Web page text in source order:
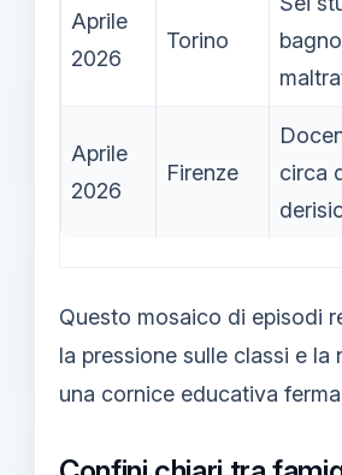
Aprile
2026
Torino
Aprile
2026
Firenze
circa
Questo mosaico di episodi
la pressione sulle classi e la
una cornice educativa